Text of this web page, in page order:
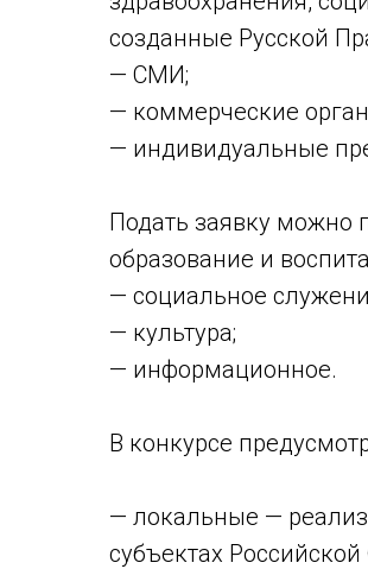
созданные Русской
— СМИ;
— коммерческие
— индивидуальные
Подать заявку можно
образование и
— социальное
— культура;
— информационное.
В конкурсе
— локальные —
субъектах